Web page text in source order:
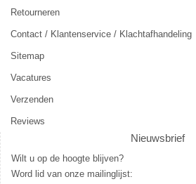
Retourneren
Contact / Klantenservice / Klachtafhandeling
Sitemap
Vacatures
Verzenden
Reviews
Nieuwsbrief
Wilt u op de hoogte blijven?
Word lid van onze mailinglijst: